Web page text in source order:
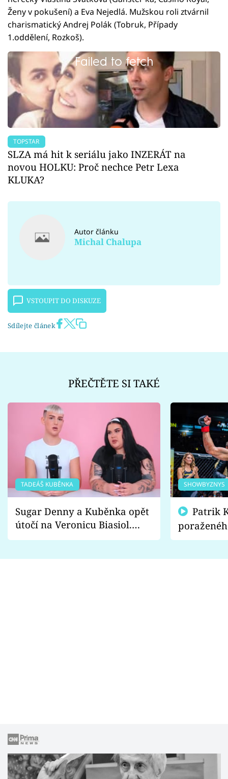
Ženy v pokušení) a Eva Nejedlá. Mužskou roli ztvárnil
charismatický Andrej Polák (Tobruk, Případy
1.oddělení, Rozkoš).
Failed to fetch
TOPSTAR
SLZA má hit k seriálu jako INZERÁT na
novou HOLKU: Proč nechce Petr Lexa
KLUKA?
Autor článku
Michal Chalupa
VSTOUPIT DO DISKUZE
Sdílejte článek
PŘEČTĚTE SI TAKÉ
TADEÁŠ KUBĚNKA
Sugar Denny a Kuběnka opět
útočí na Veronicu Biasiol.
Proč je podle nich falešná a
SHOWBYZNYS
fanoušci